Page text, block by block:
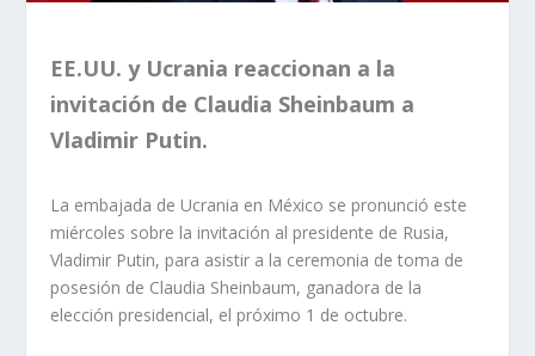
EE.UU. y Ucrania reaccionan a la
invitación de Claudia Sheinbaum a
Vladimir Putin.
La embajada de Ucrania en México se pronunció este
miércoles sobre la invitación al presidente de Rusia,
Vladimir Putin, para asistir a la ceremonia de toma de
posesión de Claudia Sheinbaum, ganadora de la
elección presidencial, el próximo 1 de octubre.